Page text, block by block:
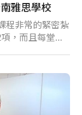
雅思學校
程非常的緊密紮
，而且每堂...